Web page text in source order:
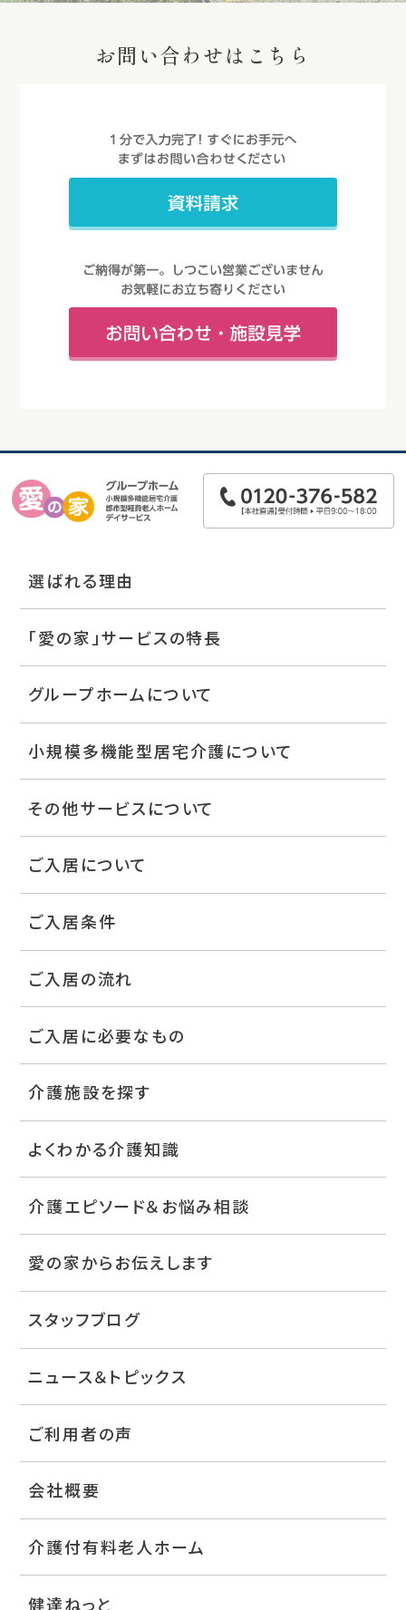
お問い合わせはこちら
選ばれる理由
「愛の家」サービスの特長
グループホームについて
小規模多機能型居宅介護について
その他サービスについて
ご入居について
ご入居条件
ご入居の流れ
ご入居に必要なもの
介護施設を探す
よくわかる介護知識
介護エピソード＆お悩み相談
愛の家からお伝えします
スタッフブログ
ニュース＆トピックス
ご利用者の声
会社概要
介護付有料老人ホーム
健達ねっと